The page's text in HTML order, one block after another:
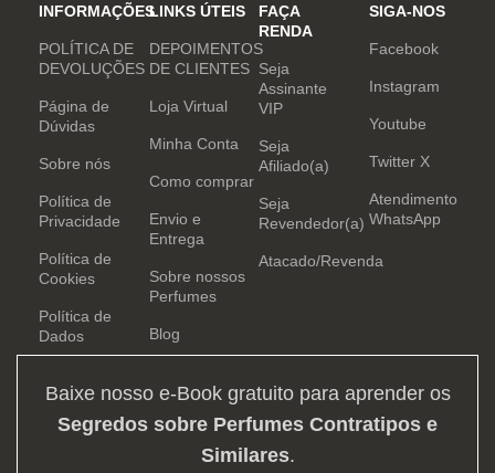
INFORMAÇÕES
POLÍTICA DE
DEVOLUÇÕES
Página de
Dúvidas
Sobre nós
Política de
Privacidade
Política de
Cookies
Política de
Dados
LINKS ÚTEIS
DEPOIMENTOS
DE CLIENTES
Loja Virtual
Minha Conta
Como comprar
Envio e
Entrega
Sobre nossos
Perfumes
Blog
FAÇA
RENDA
Seja
Assinante
VIP
Seja
Afiliado(a)
Seja
Revendedor(a)
Atacado/Revenda
SIGA-NOS
Facebook
Instagram
Youtube
Twitter X
Atendimento
WhatsApp
Baixe nosso e-Book gratuito para aprender os
Segredos sobre Perfumes Contratipos e
Similares.